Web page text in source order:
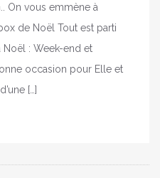
On vous emmène à
de Noël Tout est parti
Noël : Week-end et
occasion pour Elle et
[…]